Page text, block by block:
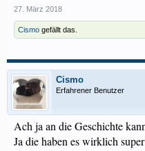
27. März 2018
Cismo gefällt das.
Cismo
Erfahrener Benutzer
Ach ja an die Geschichte
Ja die haben es wirklich